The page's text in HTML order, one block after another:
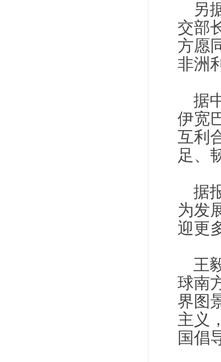
另
交部
方愿
非洲
据
伊宽
互利
足、
据
为发
迎更
王
球南
界图
主义
国倡